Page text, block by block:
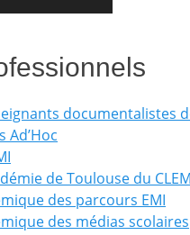
documentalistes
Ad’Hoc
de Toulouse du
des parcours EMI
des médias scolaires